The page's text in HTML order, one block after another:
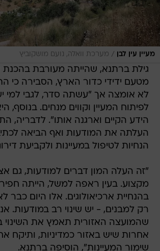
מעיין עין לבן / מערכת וואלה, נועם מושקוביץ
גילת ברתנא, שהייתה מעורבת בהכנת
מטעם ידידי כדור הארץ, הסבירה כי
לא אומצה אך "עשתה סדר, לגבי למי
לפיתוח המעיין וקווים מנחים.
הידע הקיים וארגנה אותו". לדבריה,
העלתה את המודעות ואף הביאה
הנחיות לטיפול במעיינות ולקביעת
"זה העלה המון דברים למודעות, גם
מקצוע. בעין ראפה למשל, הייתה
בהנחיית ארכיאולוגים. אלו היום כבר
רק למבנים, - יש שינוי רב במודעות.
שהמועצה האזורית תאמץ את השינוי
אחרות שיש באזור כמדיניות, ותיקח
שימור המעיינות", הוסיפה ברתנא.